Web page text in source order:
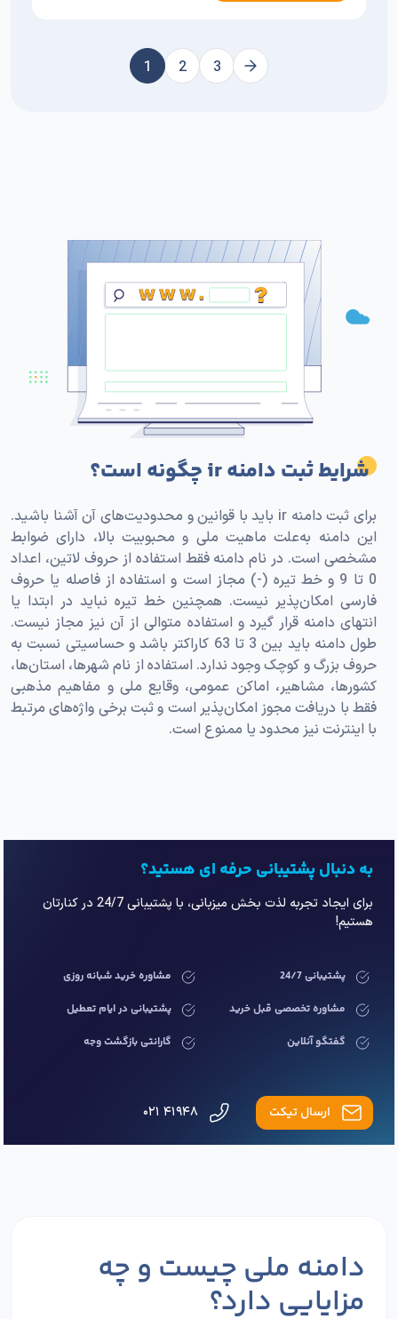
1 2 3
شرایط ثبت دامنه ir چگونه است؟
برای ثبت دامنه ir باید با قوانین و محدودیت‌های آن آشنا باشید.
این دامنه به‌علت ماهیت ملی و محبوبیت بالا، دارای ضوابط
مشخصی است. در نام دامنه فقط استفاده از حروف لاتین، اعداد
0 تا 9 و خط تیره (-) مجاز است و استفاده از فاصله یا حروف
فارسی امکان‌پذیر نیست. همچنین خط تیره نباید در ابتدا یا
انتهای دامنه قرار گیرد و استفاده متوالی از آن نیز مجاز نیست.
طول دامنه باید بین 3 تا 63 کاراکتر باشد و حساسیتی نسبت به
حروف بزرگ و کوچک وجود ندارد. استفاده از نام شهرها، استان‌ها،
کشورها، مشاهیر، اماکن عمومی، وقایع ملی و مفاهیم مذهبی
فقط با دریافت مجوز امکان‌پذیر است و ثبت برخی واژه‌های مرتبط
با اینترنت نیز محدود یا ممنوع است.
به دنبال پشتیبانی حرفه ای هستید؟
برای ایجاد تجربه لذت بخش میزبانی، با پشتیبانی 24/7 در کنارتان
هستیم!
پشتیبانی 24/7
مشاوره خرید شبانه روزی
مشاوره تخصصی قبل خرید
پشتیبانی در ایام تعطیل
گفتگو آنلاین
گارانتی بازگشت وجه
ارسال تیکت
دامنه ملی چیست و چه
مزایایی دارد؟